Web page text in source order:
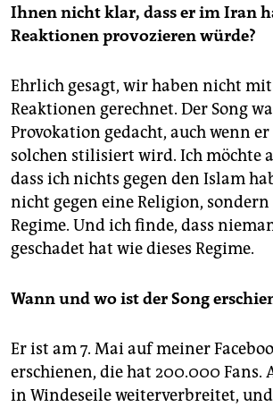
Ihnen nicht klar, dass er im Iran
Reaktionen provozieren würde?
Ehrlich gesagt, wir haben nicht
Reaktionen gerechnet. Der Song
Provokation gedacht, auch wenn
solchen stilisiert wird. Ich möchte
dass ich nichts gegen den Islam
nicht gegen eine Religion, sondern
Regime. Und ich finde, dass
geschadet hat wie dieses Regime.
Wann und wo ist der Song
Er ist am 7. Mai auf meiner
erschienen, die hat 200.000 Fans.
in Windeseile weiterverbreitet,